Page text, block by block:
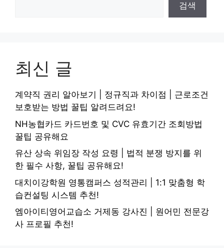
검색
최신 글
계약직 권리 알아보기 | 정규직과 차이점 | 근로조건
보호받는 방법 꿀팁 알려드려요!
NH농협카드 카드번호 및 CVC 유효기간 조회방법
꿀팁 공유해요
유산 상속 위임장 작성 요령 | 법적 분쟁 방지를 위
한 필수 사항, 꿀팁 공유해요!
대치이강학원 영통캠퍼스 성적관리 | 1:1 맞춤형 학
습컨설팅 시스템 추천!
엠아이티영어교습소 거제동 강사진 | 원어민 전문강
사 프로필 추천!